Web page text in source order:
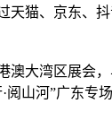
天猫、京东、
澳大湾区展会
阅山河”广东